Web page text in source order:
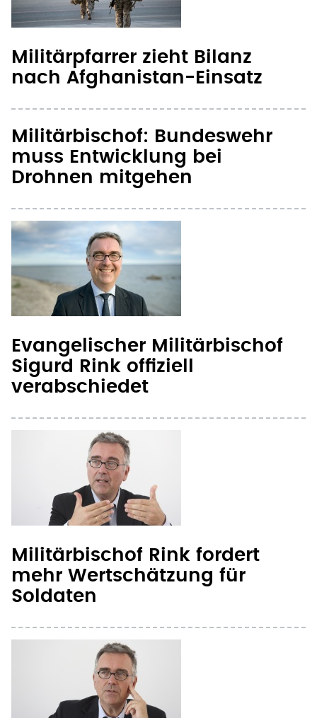
Militärpfarrer zieht Bilanz
nach Afghanistan-Einsatz
Militärbischof: Bundeswehr
muss Entwicklung bei
Drohnen mitgehen
Evangelischer Militärbischof
Sigurd Rink offiziell
verabschiedet
Militärbischof Rink fordert
mehr Wertschätzung für
Soldaten